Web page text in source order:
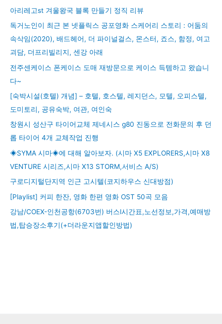
아리레고st 겨울왕국 블록 만들기 정직 리뷰
독거노인이 최근 본 넷플릭스 공포영화 스케어리 스토리 : 어둠의
속삭임(2020), 배드헤어, 더 파이널걸스, 몬스터, 죠스, 함정, 여고
괴담, 더프리빌리지, 센강 아래
전주센케이스 폰케이스 도매 재방문으로 케이스 득템하고 왔습니
다~
[숙박시설(호텔) 개념] – 호텔, 호스텔, 레지던스, 모텔, 오피스텔,
도미토리, 공유숙박, 여관, 여인숙
창원시 성산구 타이어교체 제네시스 g80 진동으로 전화문의 후 던
롭 타이어 4개 교체작업 진행
◈SYMA 시마◈에 대해 알아보자. (시마 X5 EXPLORERS,시마 X8
VENTURE 시리즈,시마 X13 STORM,서비스 A/S)
구로디지털단지역 인근 고시텔(코지하우스 신대방점)
[Playlist] 커피 한잔, 영화 한편 영화 OST 50곡 모음
강남/COEX-인천공항(6703번) 버스l시간표,노선정보,가격,예매방
법,탑승장소후기(+더라운지앱할인방법)